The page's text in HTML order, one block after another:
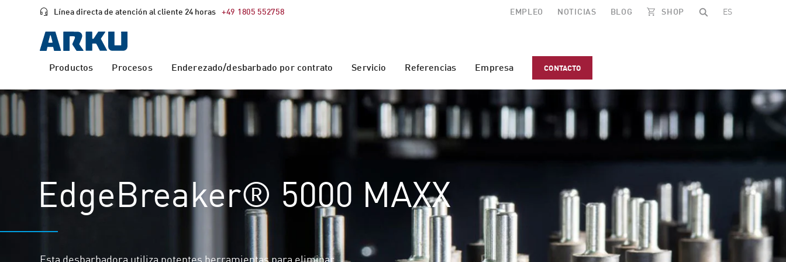
Línea directa de atención al cliente 24 horas +49 1805 552758 EMPLEO NOTICIAS BLOG SHOP ES
Productos Procesos Enderezado/desbarbado por contrato Servicio Referencias Empresa CONTACTO
EdgeBreaker® 5000 MAXX
Esta desbarbadora utiliza potentes herramientas para eliminar